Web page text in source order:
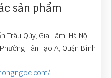
sản phẩm
Trâu Qùy, Gia Lâm, Hà Nội.
Tân Tạo A, Quận Bình